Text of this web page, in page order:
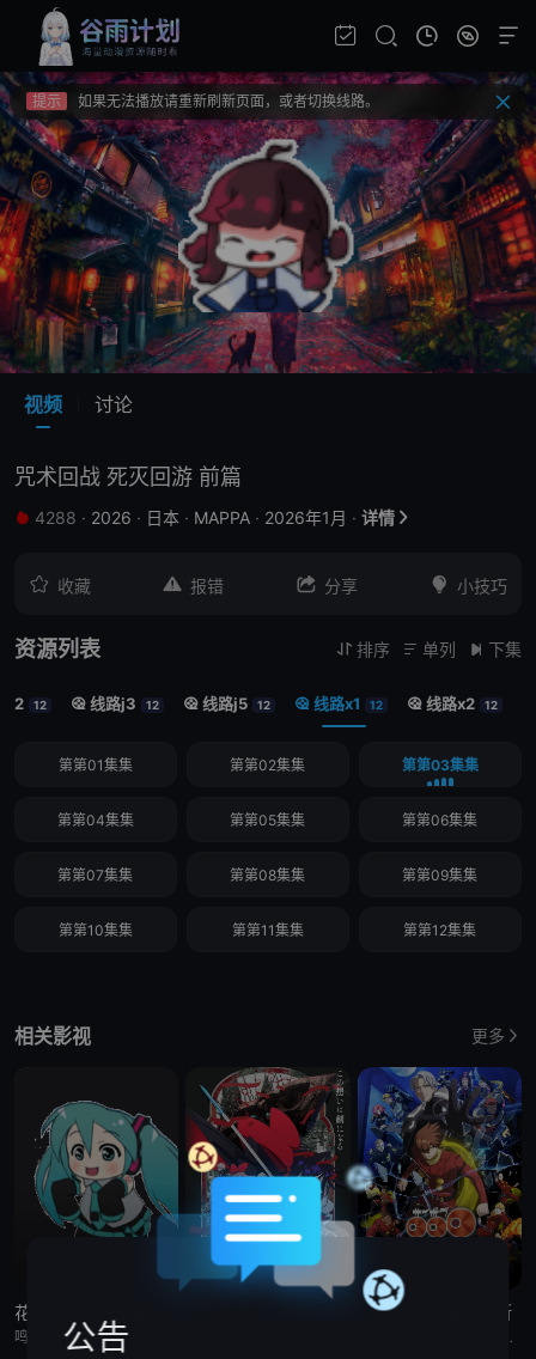
提示
视频载入速度跟网速有关，请耐心等待几秒钟。
提示
提示
如果无法播放请重新刷新页面，或者切换线路。
提示
视频载入速度跟网速有关，请耐心等待几秒钟。
提示
不要轻易相信视频中的广告，谨防上当受骗!
视频 讨论
咒术回战 死灭回游 前篇
 4288 · 2026 · 日本 · MAPPA · 2026年1月 · 详情 
 收藏  报错  分享  小技巧
资源列表  排序  单列  下集
j2 12  线路j3 12  线路j5 12  线路x1 12  线路x2 12
第第01集集 第第02集集 第第03集集
第第04集集 第第05集集 第第06集集
第第07集集 第第08集集 第第09集集
第第10集集 第第11集集 第第12集集
相关影视 更多
人造人009 涅墨西斯
自人造人战士诞生以来，他们在半个多世纪中，一直守护着人们免受种种威胁和平的敌人的侵袭。 然而，战斗仍在继续—— 而如今，一支由9名人造人组成的集团“涅墨西斯”出现了，他们坚信——仅凭009他们，
公告